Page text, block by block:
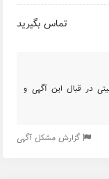
تماس بگیرید
در قبال این آگهی و
گزارش مشکل آگهی